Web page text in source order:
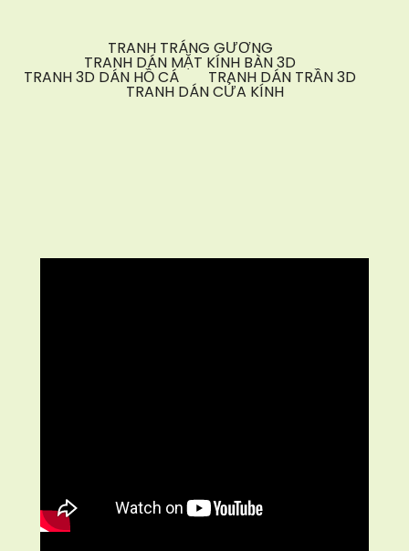
TRANH TRÁNG GƯƠNG
TRANH DÁN MẶT KÍNH BÀN 3D
TRANH 3D DÁN HỒ CÁ TRANH DÁN TRẦN 3D
TRANH DÁN CỬA KÍNH